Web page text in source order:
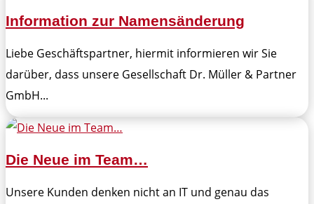
Information zur Namensänderung
Liebe Geschäftspartner, hiermit informieren wir Sie
darüber, dass unsere Gesellschaft Dr. Müller & Partner
GmbH...
Die Neue im Team…
Unsere Kunden denken nicht an IT und genau das